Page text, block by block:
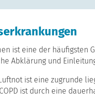
ist eine der häufigsten
Abklärung und
ist eine zugrunde
ist durch eine